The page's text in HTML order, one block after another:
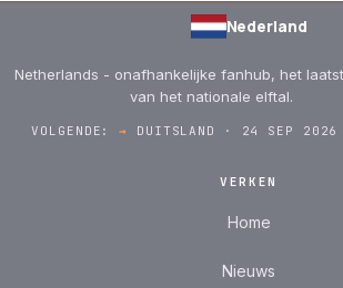
Nederland
Netherlands - onafhankelijke fanhub, het
van het nationale elftal.
VOLGENDE:→ DUITSLAND · 24 SEP
VERKEN
Home
Nieuws